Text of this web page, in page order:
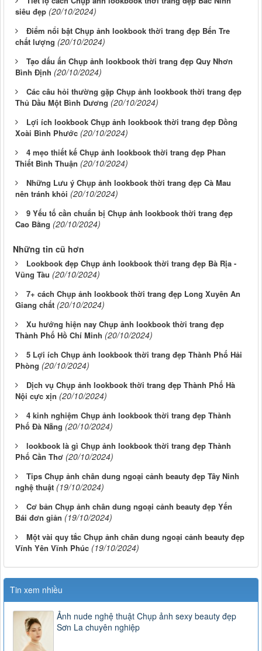
siêu đẹp (20/10/2024)
Điểm nổi bật Chụp ảnh lookbook thời trang đẹp Bến Tre
chất lượng (20/10/2024)
Tạo dấu ấn Chụp ảnh lookbook thời trang đẹp Quy Nhơn
Bình Định (20/10/2024)
Các câu hỏi thường gặp Chụp ảnh lookbook thời trang đẹp
Thủ Dầu Một Bình Dương (20/10/2024)
Lợi ích lookbook Chụp ảnh lookbook thời trang đẹp Đồng
Xoài Bình Phước (20/10/2024)
4 mẹo thiết kế Chụp ảnh lookbook thời trang đẹp Phan
Thiết Bình Thuận (20/10/2024)
Những Lưu ý Chụp ảnh lookbook thời trang đẹp Cà Mau
nên tránh khỏi (20/10/2024)
9 Yếu tố cần chuẩn bị Chụp ảnh lookbook thời trang đẹp
Cao Bằng (20/10/2024)
Những tin cũ hơn
Lookbook đẹp Chụp ảnh lookbook thời trang đẹp Bà Rịa -
Vũng Tàu (20/10/2024)
7+ cách Chụp ảnh lookbook thời trang đẹp Long Xuyên An
Giang chất (20/10/2024)
Xu hướng hiện nay Chụp ảnh lookbook thời trang đẹp
Thành Phố Hồ Chí Minh (20/10/2024)
5 Lợi ích Chụp ảnh lookbook thời trang đẹp Thành Phố Hải
Phòng (20/10/2024)
Dịch vụ Chụp ảnh lookbook thời trang đẹp Thành Phố Hà
Nội cực xịn (20/10/2024)
4 kinh nghiệm Chụp ảnh lookbook thời trang đẹp Thành
Phố Đà Nẵng (20/10/2024)
lookbook là gì Chụp ảnh lookbook thời trang đẹp Thành
Phố Cần Thơ (20/10/2024)
Tips Chụp ảnh chân dung ngoại cảnh beauty đẹp Tây Ninh
nghệ thuật (19/10/2024)
Cơ bản Chụp ảnh chân dung ngoại cảnh beauty đẹp Yến
Bái đơn giản (19/10/2024)
Một vài quy tắc Chụp ảnh chân dung ngoại cảnh beauty đẹp
Vĩnh Yên Vĩnh Phúc (19/10/2024)
Tin xem nhiều
Ảnh nude nghệ thuật Chụp ảnh sexy beauty đẹp
Sơn La chuyên nghiệp